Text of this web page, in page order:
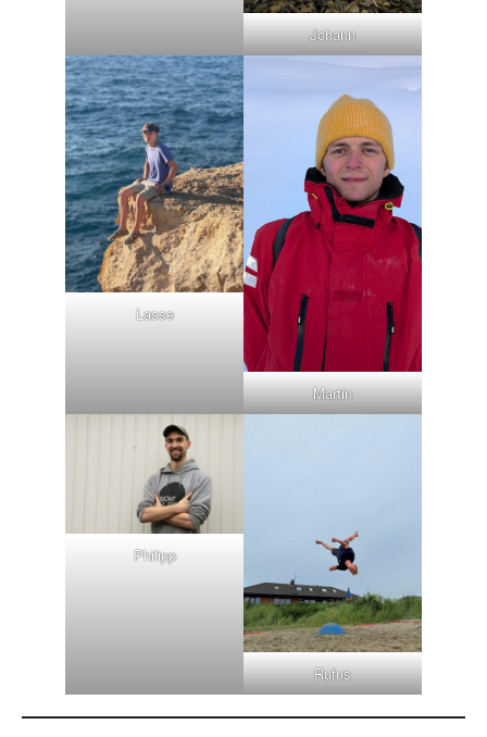
Johann
Lasse
Martin
Philipp
Rufus